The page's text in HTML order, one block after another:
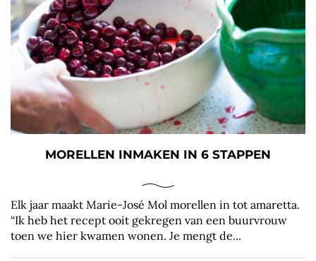
MORELLEN INMAKEN IN 6 STAPPEN
Elk jaar maakt Marie-José Mol morellen in tot amaretta.
“Ik heb het recept ooit gekregen van een buurvrouw
toen we hier kwamen wonen. Je mengt de...